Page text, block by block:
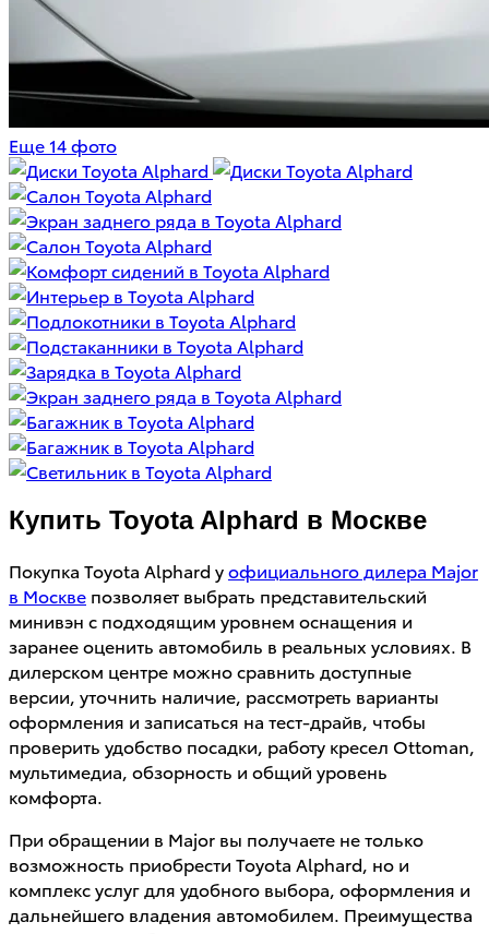
Еще 14 фото
Купить Toyota Alphard в Москве
Покупка Toyota Alphard уофициального дилера Major
в Москве позволяет выбрать представительский
минивэн с подходящим уровнем оснащения и
заранее оценить автомобиль в реальных условиях. В
дилерском центре можно сравнить доступные
версии, уточнить наличие, рассмотреть варианты
оформления и записаться на тест-драйв, чтобы
проверить удобство посадки, работу кресел Ottoman,
мультимедиа, обзорность и общий уровень
комфорта.
При обращении в Major вы получаете не только
возможность приобрести Toyota Alphard, но и
комплекс услуг для удобного выбора, оформления и
дальнейшего владения автомобилем. Преимущества